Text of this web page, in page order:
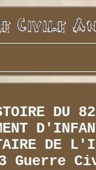
DU
DE
Guerre